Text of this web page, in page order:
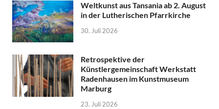
Weltkunst aus Tansania ab 2. August
in der Lutherischen Pfarrkirche
30. Juli 2026
Retrospektive der
Künstlergemeinschaft Werkstatt
Radenhausen im Kunstmuseum
Marburg
23. Juli 2026